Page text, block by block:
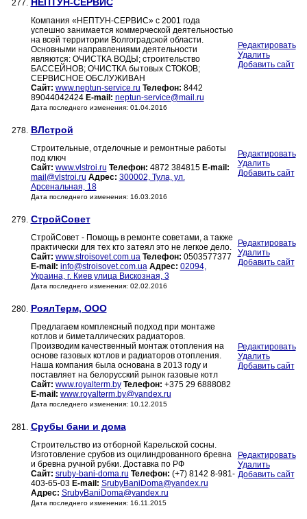
277. НЕПТУН-СЕРВИС
Компания «НЕПТУН-СЕРВИС» с 2001 года
успешно занимается коммерческой деятельностью
на всей территории Волгоградской области.
Основными направлениями деятельности
являются: ОЧИСТКА ВОДЫ; строительство
БАССЕЙНОВ; ОЧИСТКА бытовых СТОКОВ;
СЕРВИСНОЕ ОБСЛУЖИВАН
Сайт: www.neptun-service.ru Телефон: 8442
89044042424 E-mail: neptun-service@mail.ru
Дата последнего изменения: 01.04.2016
Редактировать
Удалить
Добавить сайт
278. ВЛстрой
Строительные, отделочные и ремонтные работы
под ключ
Сайт: www.vlstroi.ru Телефон: 4872 384815 E-mail:
mail@vlstroi.ru Адрес: 300002, Тула, ул.
Арсенальная, 18
Дата последнего изменения: 16.03.2016
Редактировать
Удалить
Добавить сайт
279. СтройCовет
СтройCовет - Помощь в ремонте советами, а также
практически для тех кто затеял это не легкое дело.
Сайт: www.stroisovet.com.ua Телефон: 0503577377
E-mail: info@stroisovet.com.ua Адрес: 02094,
Украина, г. Киев улица Вискозная, 3
Дата последнего изменения: 02.02.2016
Редактировать
Удалить
Добавить сайт
280. РоялТерм, ООО
Предлагаем комплексный подход при монтаже
котлов и биметаллических радиаторов.
Производим качественный монтаж отопления на
основе газовых котлов и радиаторов отопления.
Наша компания была основана в 2013 году и
поставляет на белорусский рынок газовые котл
Сайт: www.royalterm.by Телефон: +375 29 6888082
E-mail: www.royalterm.by@yandex.ru
Дата последнего изменения: 10.12.2015
Редактировать
Удалить
Добавить сайт
281. Срубы бани и дома
Строительство из отборной Карельской сосны.
Изготовление срубов из оцилиндрованного бревна
и бревна ручной рубки. Доставка по РФ
Сайт: sruby-bani-doma.ru Телефон: (+7) 8142 8-981-
403-65-03 E-mail: SrubyBaniDoma@yandex.ru
Адрес: SrubyBaniDoma@yandex.ru
Дата последнего изменения: 16.11.2015
Редактировать
Удалить
Добавить сайт